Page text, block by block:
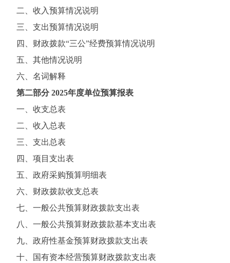
二、收入预算情况说明
三、支出预算情况说明
四、财政拨款“三公”经费预算情况说明
五、其他情况说明
六、名词解释
第二部分 2025年度单位预算报表
一、收支总表
二、收入总表
三、支出总表
四、项目支出表
五、政府采购预算明细表
六、财政拨款收支总表
七、一般公共预算财政拨款支出表
八、一般公共预算财政拨款基本支出表
九、政府性基金预算财政拨款支出表
十、国有资本经营预算财政拨款支出表